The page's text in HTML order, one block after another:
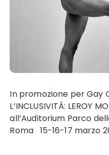
In promozione per Gay
L’INCLUSIVITÀ: LEROY
all’Auditorium Parco
Roma 15-16-17 marzo